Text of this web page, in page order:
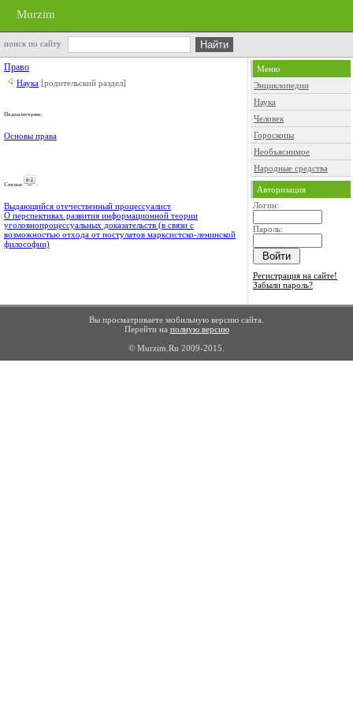
Murzim
поиск по сайту
Право
Наука [родительский раздел]
Подкатегории:
Основы права
Cтатьи :
Выдающийся отечественный процессуалист
О перспективах развития информационной теории
уголовнопроцессуальных доказательств (в связи с
возможностью отхода от постулатов марксистско-ленинской
философии)
Меню
Энциклопедии
Наука
Человек
Гороскопы
Необъяснимое
Народные средства
Авторизация
Логин:
Пароль:
Регистрация на сайте!
Забыли пароль?
Вы просматриваете мобильную версию сайта.
Перейти на полную версию
© Murzim.Ru 2009-2015.